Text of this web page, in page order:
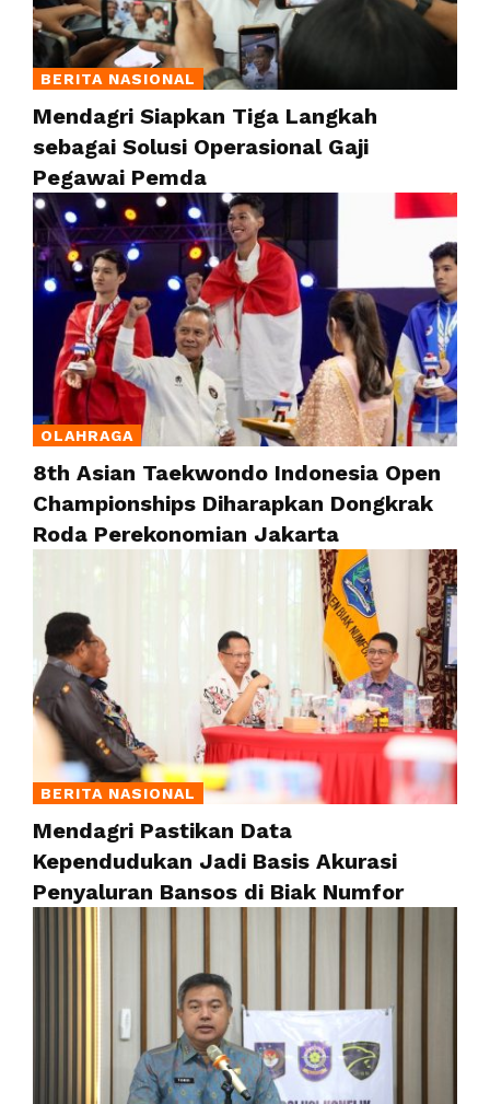
BERITA NASIONAL
Mendagri Siapkan Tiga Langkah
sebagai Solusi Operasional Gaji
Pegawai Pemda
OLAHRAGA
8th Asian Taekwondo Indonesia Open
Championships Diharapkan Dongkrak
Roda Perekonomian Jakarta
BERITA NASIONAL
Mendagri Pastikan Data
Kependudukan Jadi Basis Akurasi
Penyaluran Bansos di Biak Numfor